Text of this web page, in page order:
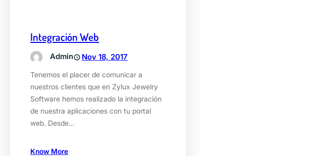
Integración Web
Admin Nov 18, 2017
Tenemos el placer de comunicar a
nuestros clientes que en Zylux Jewelry
Software hemos realizado la integración
de nuestra aplicaciones con tu portal
web. Desde…
Know More